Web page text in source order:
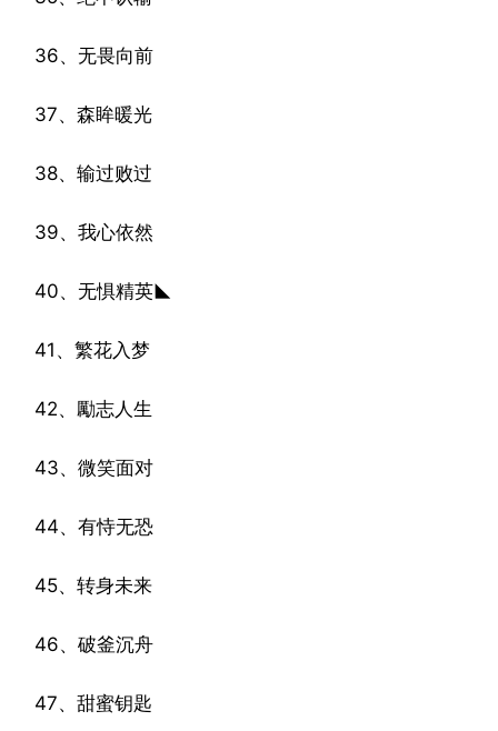
36、无畏向前
37、森眸暖光
38、输过败过
39、我心依然
40、无惧精英◣
41、繁花入梦
42、勵志人生
43、微笑面对
44、有恃无恐
45、转身未来
46、破釜沉舟
47、甜蜜钥匙